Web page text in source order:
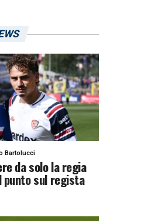
Bartolucci
da solo la regia
punto sul regista